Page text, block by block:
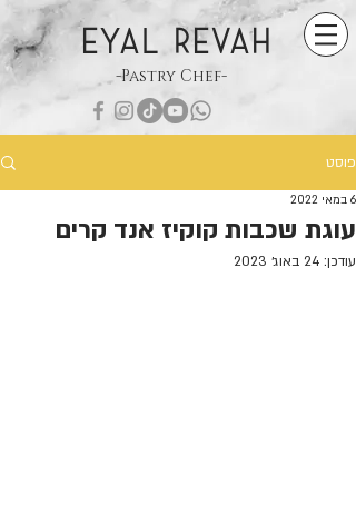
EYAL REVAH
-Pastry Chef-
פוסט
עוגת שכבות קוקיז אנד קרים
6 במאי 2022
עודכן: 24 באוג׳ 2023